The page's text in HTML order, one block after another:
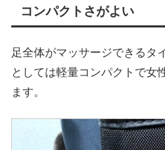
コンパクトさがよい
足全体がマッサージできるタ
としては軽量コンパクトで女
ます。